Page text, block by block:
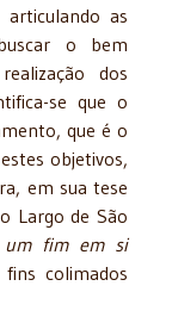
as
o bem
dos
se que o
que é o
objetivos,
em sua tese
Largo de São
um fim em si
colimados